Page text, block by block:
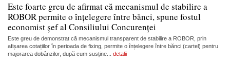
Este foarte greu de afirmat că mecanismul de stabilire a
ROBOR permite o înțelegere între bănci, spune fostul
economist șef al Consiliului Concurenței
Este greu de demonstrat că mecanismul transparent de stabilire a ROBOR, prin
afișarea cotațiilor în perioada de fixing, permite o înțelegere între bănci (cartel) pentru
majorarea dobânzilor, după cum susține... detalii